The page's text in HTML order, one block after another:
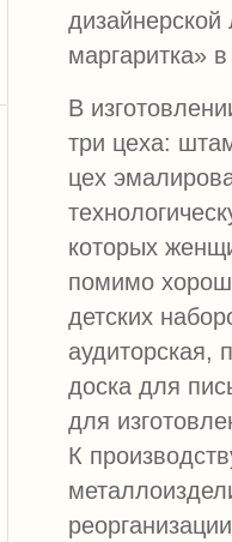
маргаритка»
В
три цеха:
цех
которых
помимо
детских
аудиторская,
доска для
для
К